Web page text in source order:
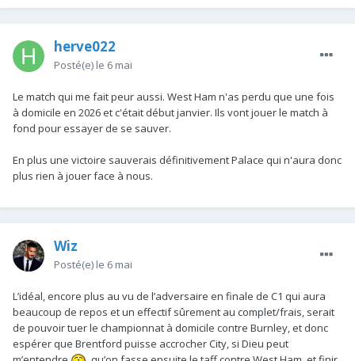
herve022
Posté(e) le 6 mai
Le match qui me fait peur aussi. West Ham n'as perdu que une fois
à domicile en 2026 et c'était début janvier. Ils vont jouer le match à
fond pour essayer de se sauver.
En plus une victoire sauverais définitivement Palace qui n'aura donc
plus rien à jouer face à nous.
Wiz
Posté(e) le 6 mai
L’idéal, encore plus au vu de l’adversaire en finale de C1 qui aura
beaucoup de repos et un effectif sûrement au complet/frais, serait
de pouvoir tuer le championnat à domicile contre Burnley, et donc
espérer que Brentford puisse accrocher City, si Dieu peut